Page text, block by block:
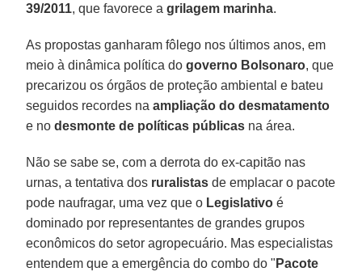
39/2011, que favorece agrilagem marinha.
As propostas ganharam fôlego nos últimos anos, em
meio à dinâmica política dogoverno Bolsonaro, que
precarizou os órgãos de proteção ambiental e bateu
seguidos recordes naampliação do desmatamento
e nodesmonte de políticas públicas na área.
Não se sabe se, com a derrota do ex-capitão nas
urnas, a tentativa dos ruralistas de emplacar o pacote
pode naufragar, uma vez que o Legislativo é
dominado por representantes de grandes grupos
econômicos do setor agropecuário. Mas especialistas
entendem que a emergência do combo do " Pacote